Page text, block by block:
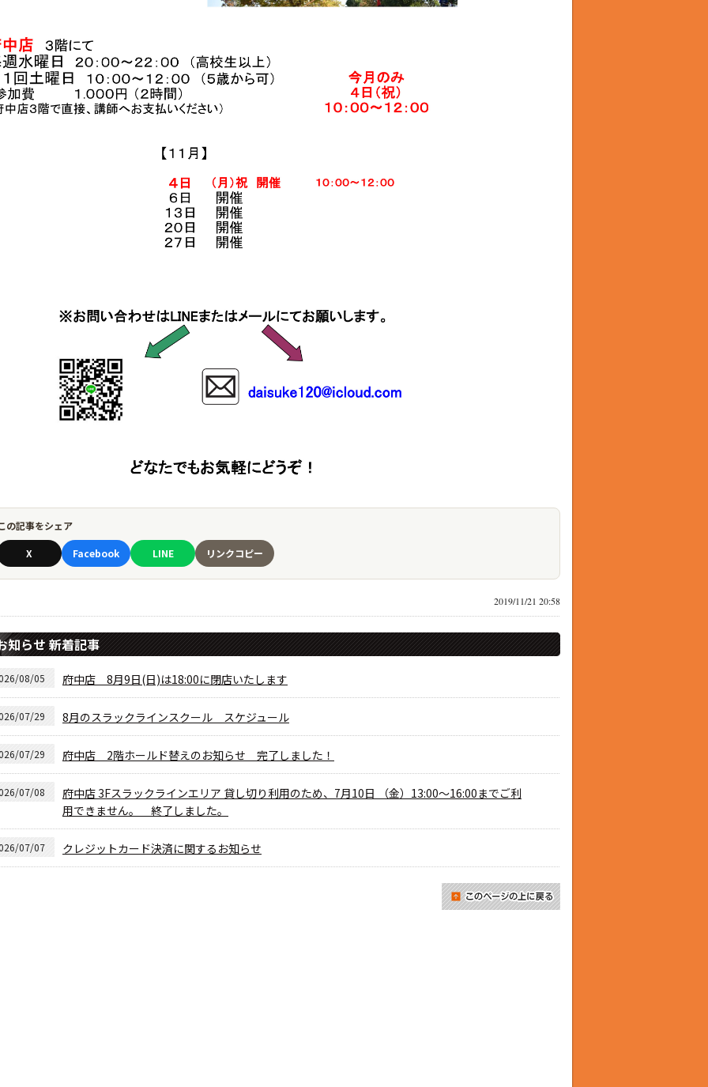
の記事をシェア
X Facebook LINE リンクコピー
2019/11/21 20:58
知らせ 新着記事
08/05 府中店 8月9日(日)は18:00に閉店いたします
07/29 8月のスラックラインスクール スケジュール
07/29 府中店 2階ホールド替えのお知らせ 完了しました！
07/08
府中店 3Fスラックラインエリア 貸し切り利用のため、7月10日 （金）13:00～16:00までご利
用できません。 終了しました。
07/07 クレジットカード決済に関するお知らせ